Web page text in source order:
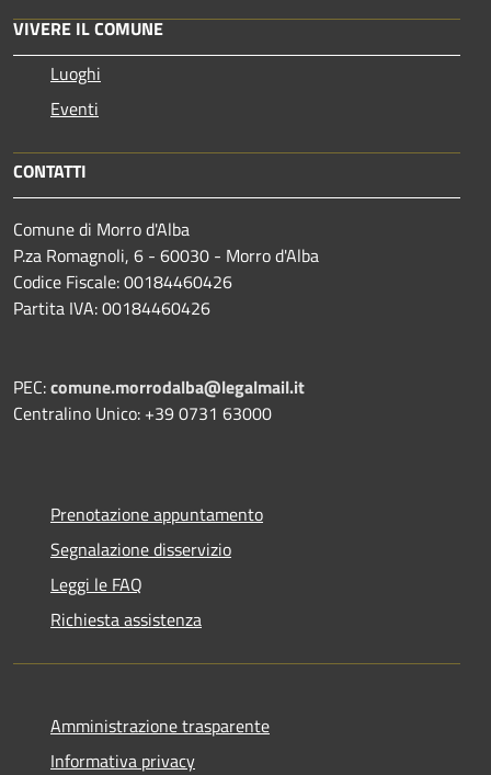
VIVERE IL COMUNE
Luoghi
Eventi
CONTATTI
Comune di Morro d'Alba
P.za Romagnoli, 6 - 60030 - Morro d'Alba
Codice Fiscale: 00184460426
Partita IVA: 00184460426
PEC:comune.morrodalba@legalmail.it
Centralino Unico: +39 0731 63000
Prenotazione appuntamento
Segnalazione disservizio
Leggi le FAQ
Richiesta assistenza
Amministrazione trasparente
Informativa privacy